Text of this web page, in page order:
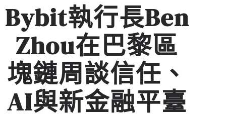
Bybit執行長Ben
Zhou在巴黎區
塊鏈周談信任、
AI與新金融平臺